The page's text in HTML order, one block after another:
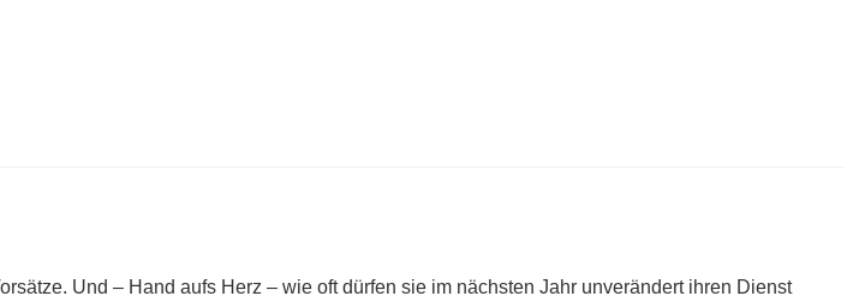
Und – Hand aufs Herz – wie oft dürfen sie im nächsten Jahr unverändert ihren Dienst